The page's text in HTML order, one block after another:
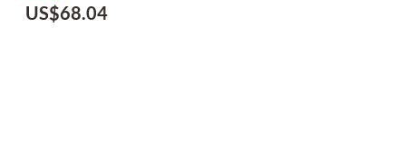
US$68.04